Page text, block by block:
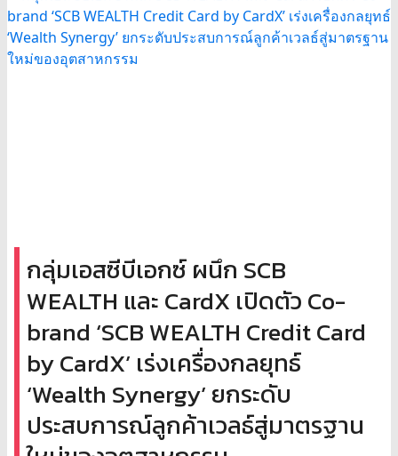
กลุ่มเอสซีบีเอกซ์ ผนึก SCB
WEALTH และ CardX เปิดตัว Co-
brand ‘SCB WEALTH Credit Card
by CardX’ เร่งเครื่องกลยุทธ์
‘Wealth Synergy’ ยกระดับ
ประสบการณ์ลูกค้าเวลธ์สู่มาตรฐาน